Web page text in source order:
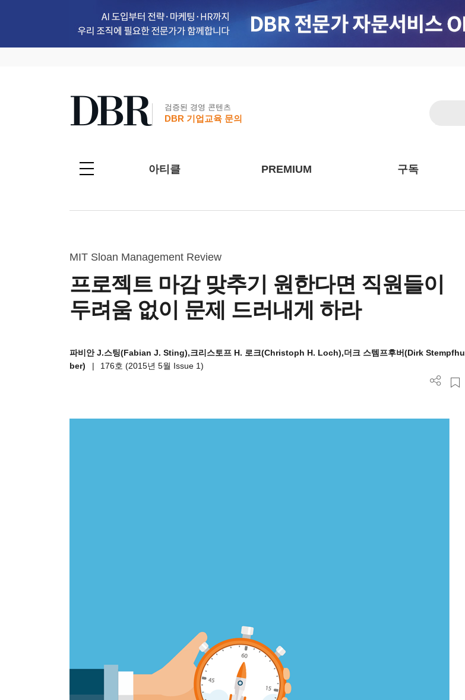
검증된 경영 콘텐츠
DBR 기업교육 문의
아티클 PREMIUM 구독
MIT Sloan Management Review
프로젝트 마감 맞추기 원한다면 직원들이
두려움 없이 문제 드러내게 하라
파비안 J.스팅(Fabian J. Sting),크리스토프 H. 로크(Christoph H. Loch),더크 스템프후버(Dirk Stempfhu
ber)
| 176호 (2015년 5월 Issue 1)